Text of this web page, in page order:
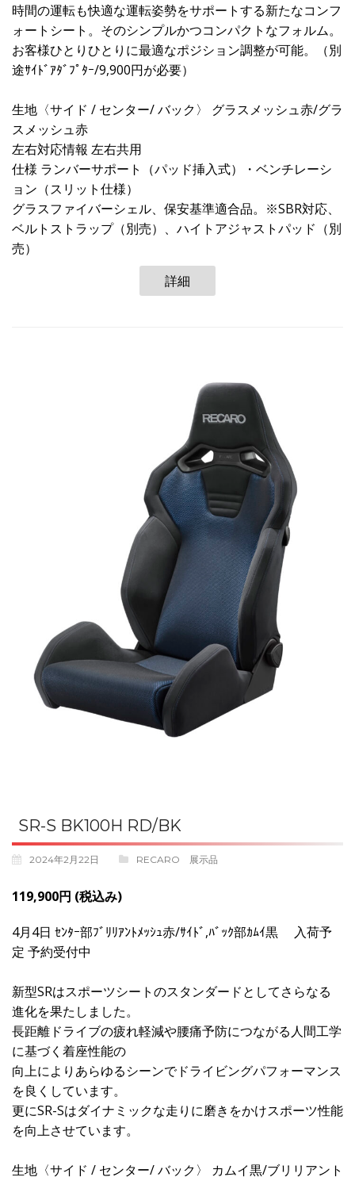
時間の運転も快適な運転姿勢をサポートする新たなコンフ
ォートシート。そのシンプルかつコンパクトなフォルム。
お客様ひとりひとりに最適なポジション調整が可能。（別
途ｻｲﾄﾞｱﾀﾞﾌﾟﾀｰ/9,900円が必要）
生地〈サイド / センター/ バック〉 グラスメッシュ赤/グラ
スメッシュ赤
左右対応情報 左右共用
仕様 ランバーサポート（パッド挿入式）・ベンチレーシ
ョン（スリット仕様）
グラスファイバーシェル、保安基準適合品。※SBR対応、
ベルトストラップ（別売）、ハイトアジャストパッド（別
売）
詳細
SR-S BK100H RD/BK
2024年2月22日 RECARO 展示品
119,900円 (税込み)
4月4日 ｾﾝﾀｰ部ﾌﾞﾘﾘｱﾝﾄﾒｯｼｭ赤/ｻｲﾄﾞ,ﾊﾞｯｸ部ｶﾑｲ黒 入荷予
定 予約受付中
新型SRはスポーツシートのスタンダードとしてさらなる
進化を果たしました。
長距離ドライブの疲れ軽減や腰痛予防につながる人間工学
に基づく着座性能の
向上によりあらゆるシーンでドライビングパフォーマンス
を良くしています。
更にSR-Sはダイナミックな走りに磨きをかけスポーツ性能
を向上させています。
生地〈サイド / センター/ バック〉 カムイ黒/ブリリアント